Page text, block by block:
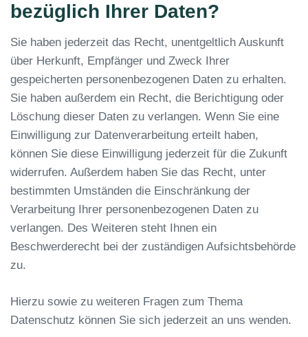
bezüglich Ihrer Daten?
Sie haben jederzeit das Recht, unentgeltlich Auskunft
über Herkunft, Empfänger und Zweck Ihrer
gespeicherten personenbezogenen Daten zu erhalten.
Sie haben außerdem ein Recht, die Berichtigung oder
Löschung dieser Daten zu verlangen. Wenn Sie eine
Einwilligung zur Datenverarbeitung erteilt haben,
können Sie diese Einwilligung jederzeit für die Zukunft
widerrufen. Außerdem haben Sie das Recht, unter
bestimmten Umständen die Einschränkung der
Verarbeitung Ihrer personenbezogenen Daten zu
verlangen. Des Weiteren steht Ihnen ein
Beschwerderecht bei der zuständigen Aufsichtsbehörde
zu.
Hierzu sowie zu weiteren Fragen zum Thema
Datenschutz können Sie sich jederzeit an uns wenden.